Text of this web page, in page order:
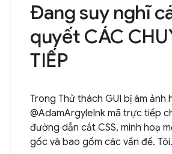
Đang suy nghĩ
quyết CÁC
TIẾP
Trong Thử thách GUI bị ám ảnh
@AdamArgyleInk mã trực tiếp
đường dẫn cắt CSS, minh hoạ
gốc và bao gồm các vấn đề.